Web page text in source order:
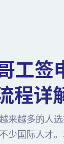
工签
程详
来越多的人
少国际人才